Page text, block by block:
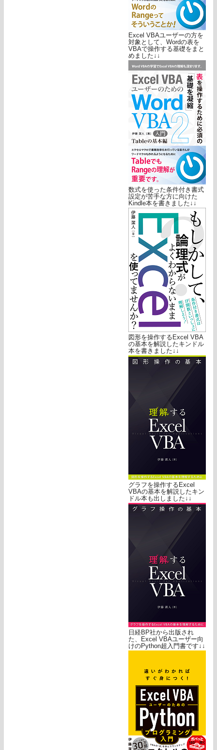
Excel VBAユーザーの方を
対象として、Wordの表を
VBAで操作する基礎をまと
めました↓↓
数式を使った条件付き書式
設定が苦手な方に向けた
Kindle本を書きました↓↓
図形を操作するExcel VBA
の基本を解説したキンドル
本を書きました↓↓
グラフを操作するExcel
VBAの基本を解説したキン
ドル本も出しました↓↓
日経BP社から出版され
た、Excel VBAユーザー向
けのPython超入門書です↓↓